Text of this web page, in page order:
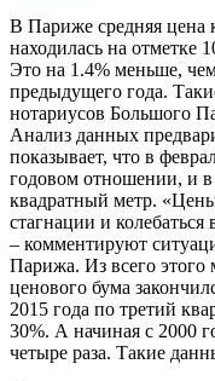
В Париже средняя цена
находилась на отметке
Это на 1.4% меньше,
предыдущего года.
нотариусов Большого
Анализ данных
показывает, что в
годовом отношении, и в
квадратный метр.
стагнации и колебаться
– комментируют
Парижа. Из всего этого
ценового бума
2015 года по третий
30%. А начиная с 2000
четыре раза. Такие